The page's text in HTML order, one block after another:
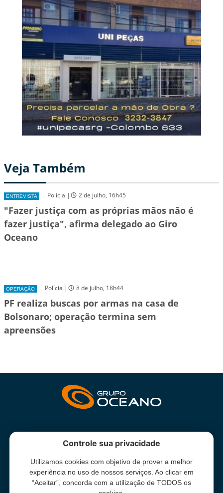
Veja Também
ENTREVISTA Polícia | 2 de julho, 16h45
"Fazer justiça com as próprias mãos não é
fazer justiça", afirma delegado ao Giro
Oceano
OPERAÇÃO Polícia | 8 de julho, 18h44
PF realiza buscas por armas na casa de
Bolsonaro; operação termina sem
apreensões
INSTITUCIONAL
Grupo Oceano - Todos direitos reservados -
Controle sua privacidade
Utilizamos cookies com objetivo de prover a melhor
experiência no uso de nossos serviços. Ao clicar em
“Aceitar”, concorda com a utilização de TODOS os